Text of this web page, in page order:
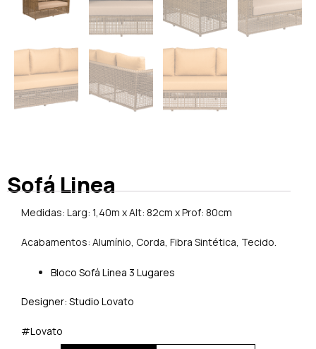
Sofá Linea
Medidas: Larg: 1,40m x Alt: 82cm x Prof: 80cm
Acabamentos: Alumínio, Corda, Fibra Sintética, Tecido.
Bloco Sofá Linea 3 Lugares
Designer: Studio Lovato
#Lovato